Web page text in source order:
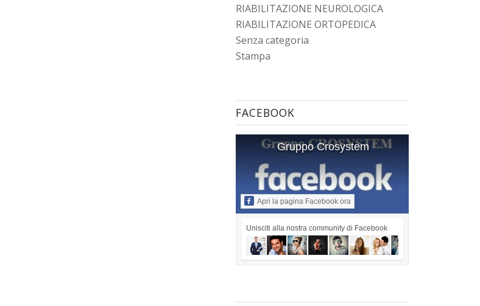
RIABILITAZIONE NEUROLOGICA
RIABILITAZIONE ORTOPEDICA
Senza categoria
Stampa
FACEBOOK
Gruppo Crosystem
Apri la pagina Facebook ora
Unisciti alla nostra community di Facebook